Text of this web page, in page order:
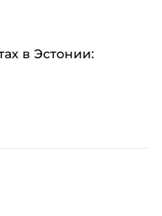
в Эстонии: